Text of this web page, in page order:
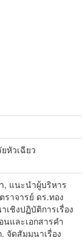
หัวเฉียว
, แนะนำผู้บริหาร
าจารย์ ดร.ทอง
ชิงปฏิบัติการเรื่อง
นและเอกสารคำ
จัดสัมมนาเรื่อง